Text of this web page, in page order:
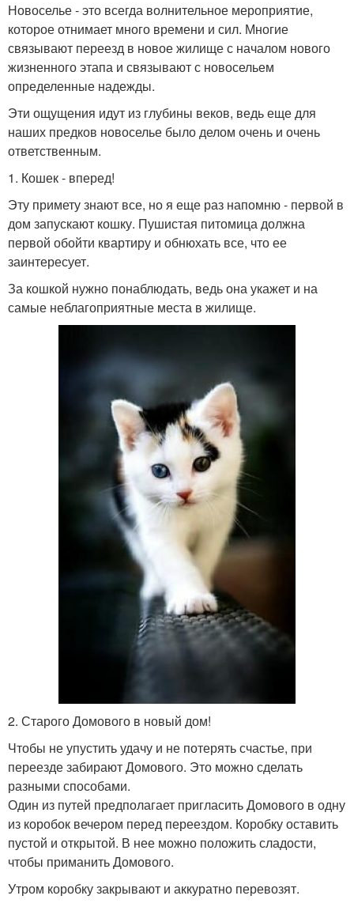
Новоселье - это всегда волнительное мероприятие,
которое отнимает много времени и сил. Многие
связывают переезд в новое жилище с началом нового
жизненного этапа и связывают с новосельем
определенные надежды.
Эти ощущения идут из глубины веков, ведь еще для
наших предков новоселье было делом очень и очень
ответственным.
1. Кошек - вперед!
Эту примету знают все, но я еще раз напомню - первой в
дом запускают кошку. Пушистая питомица должна
первой обойти квартиру и обнюхать все, что ее
заинтересует.
За кошкой нужно понаблюдать, ведь она укажет и на
самые неблагоприятные места в жилище.
2. Старого Домового в новый дом!
Чтобы не упустить удачу и не потерять счастье, при
переезде забирают Домового. Это можно сделать
разными способами.
Один из путей предполагает пригласить Домового в одну
из коробок вечером перед переездом. Коробку оставить
пустой и открытой. В нее можно положить сладости,
чтобы приманить Домового.
Утром коробку закрывают и аккуратно перевозят.